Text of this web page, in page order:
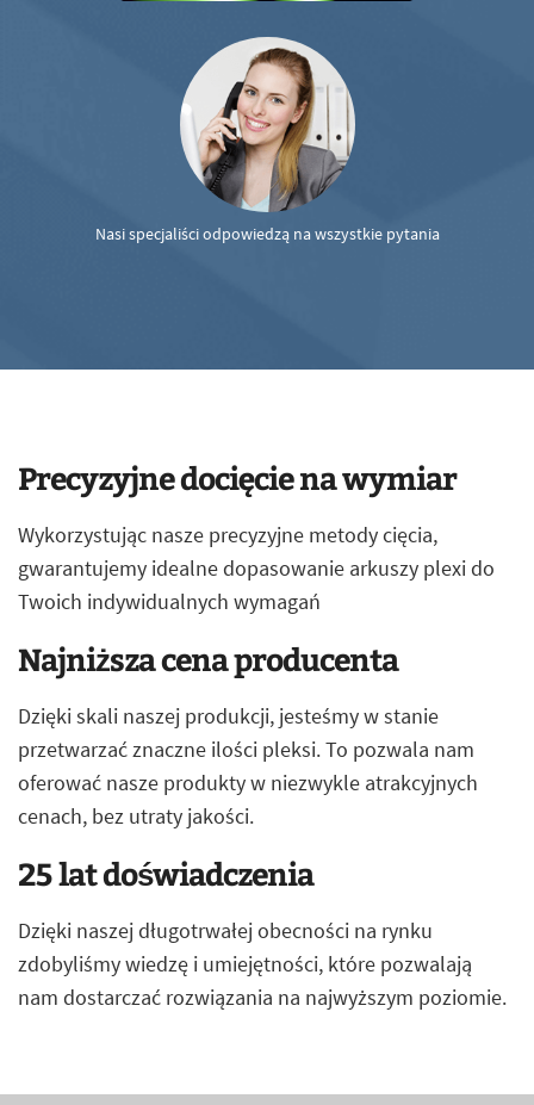
Nasi specjaliści odpowiedzą na wszystkie pytania
Precyzyjne docięcie na wymiar
Wykorzystując nasze precyzyjne metody cięcia,
gwarantujemy idealne dopasowanie arkuszy plexi do
Twoich indywidualnych wymagań
Najniższa cena producenta
Dzięki skali naszej produkcji, jesteśmy w stanie
przetwarzać znaczne ilości pleksi. To pozwala nam
oferować nasze produkty w niezwykle atrakcyjnych
cenach, bez utraty jakości.
25 lat doświadczenia
Dzięki naszej długotrwałej obecności na rynku
zdobyliśmy wiedzę i umiejętności, które pozwalają
nam dostarczać rozwiązania na najwyższym poziomie.